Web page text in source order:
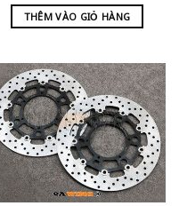
THÊM VÀO GIỎ HÀNG